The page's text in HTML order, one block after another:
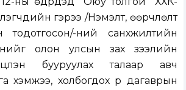
гэрээ /Нэмэлт, өөрчлөлт
ний санхүүжилтийн
олон улсын зах зээлийн
бууруулах талаар авч
хэмжээ, холбогдох үр дагаврын